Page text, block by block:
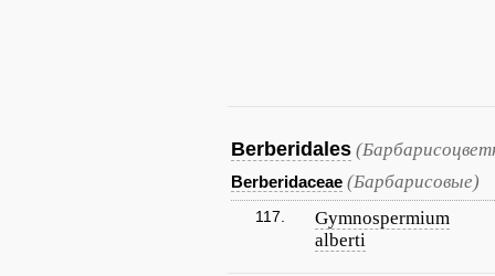
Berberidales
Berberidaceae (Барбарисовые)
117.
Gymnospermium
alberti